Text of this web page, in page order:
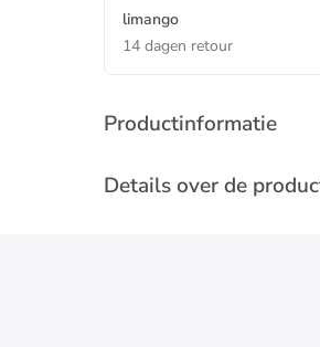
limango
14 dagen retour
Productinformatie
Details over de